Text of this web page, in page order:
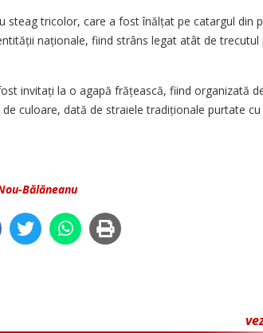
steag tricolor, care a fost înălțat pe catargul din
naționale, fiind strâns legat atât de trecutul
invitați la o agapă frățească, fiind organizată
culoare, dată de straiele tradiționale purtate
Bălăneanu